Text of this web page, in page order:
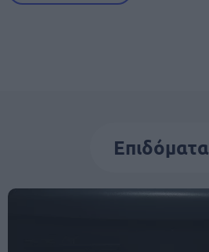
Επιδόματα